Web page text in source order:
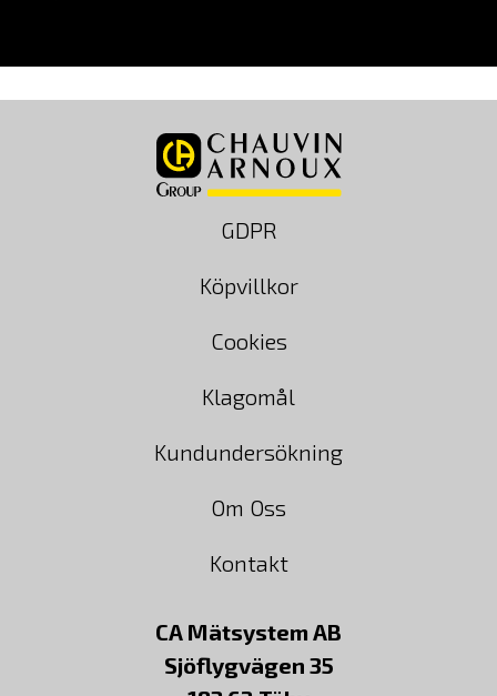
GDPR
Köpvillkor
Cookies
Klagomål
Kundundersökning
Om Oss
Kontakt
CA Mätsystem AB
Sjöflygvägen 35